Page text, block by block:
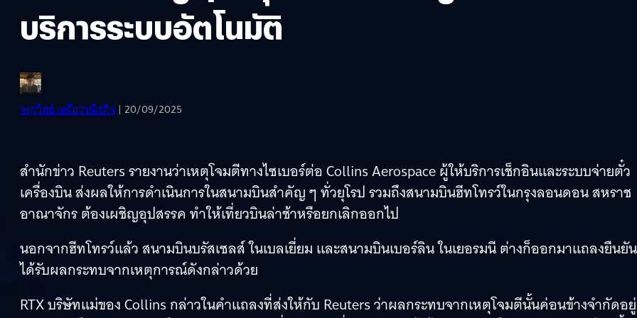
บริการระบบอัตโนมัติ
จตุรวิทย์ เครือวาณิชกิจ | 20/09/2025
สำนักข่าว Reuters รายงานว่าเหตุโจมตีทางไซเบอร์ต่อ Collins Aerospace ผู้ให้บริการเช็กอินและระบบจ่ายตั๋ว
เครื่องบิน ส่งผลให้การดำเนินการในสนามบินสำคัญ ๆ ทั่วยุโรป รวมถึงสนามบินฮีทโทรว์ในกรุงลอนดอน สหราช
อาณาจักร ต้องเผชิญอุปสรรค ทำให้เที่ยวบินล่าช้าหรือยกเลิกออกไป
นอกจากฮีทโทรว์แล้ว สนามบินบรัสเซลส์ ในเบลเยี่ยม และสนามบินเบอร์ลิน ในเยอรมนี ต่างก็ออกมาแถลงยืนยั
ได้รับผลกระทบจากเหตุการณ์ดังกล่าวด้วย
RTX บริษัทแม่ของ Collins กล่าวในคำแถลงที่ส่งให้กับ Reuters ว่าผลกระทบจากเหตุโจมตีนั้นค่อนข้างจำกัดอ